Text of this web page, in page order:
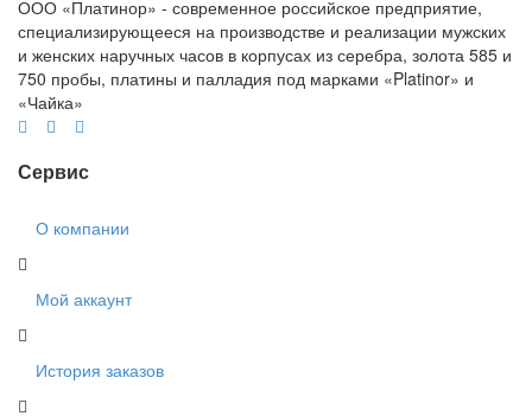
ООО «Платинор» - современное российское предприятие,
специализирующееся на производстве и реализации мужских
и женских наручных часов в корпусах из серебра, золота 585 и
750 пробы, платины и палладия под марками «Platinor» и
«Чайка»
Сервис
О компании
Мой аккаунт
История заказов